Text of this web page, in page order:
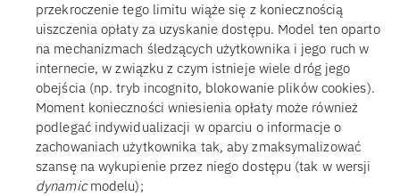
przekroczenie tego limitu wiąże się z koniecznością
uiszczenia opłaty za uzyskanie dostępu. Model ten oparto
na mechanizmach śledzących użytkownika i jego ruch w
internecie, w związku z czym istnieje wiele dróg jego
obejścia (np. tryb incognito, blokowanie plików cookies).
Moment konieczności wniesienia opłaty może również
podlegać indywidualizacji w oparciu o informacje o
zachowaniach użytkownika tak, aby zmaksymalizować
szansę na wykupienie przez niego dostępu (tak w wersji
dynamicmodelu);